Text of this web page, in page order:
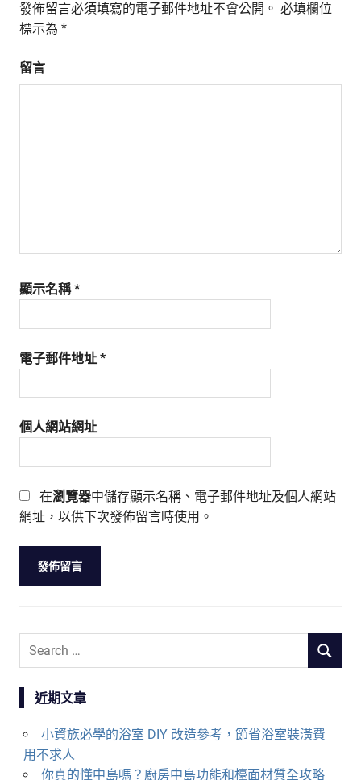
發佈留言必須填寫的電子郵件地址不會公開。 必填欄位
標示為 *
留言
顯示名稱*
電子郵件地址 *
個人網站網址
在瀏覽器中儲存顯示名稱、電子郵件地址及個人網站
網址，以供下次發佈留言時使用。
e
a
f
S
C
近期文章
小資族必學的浴室 DIY 改造參考，節省浴室裝潢費
用不求人
你真的懂中島嗎？廚房中島功能和檯面材質全攻略